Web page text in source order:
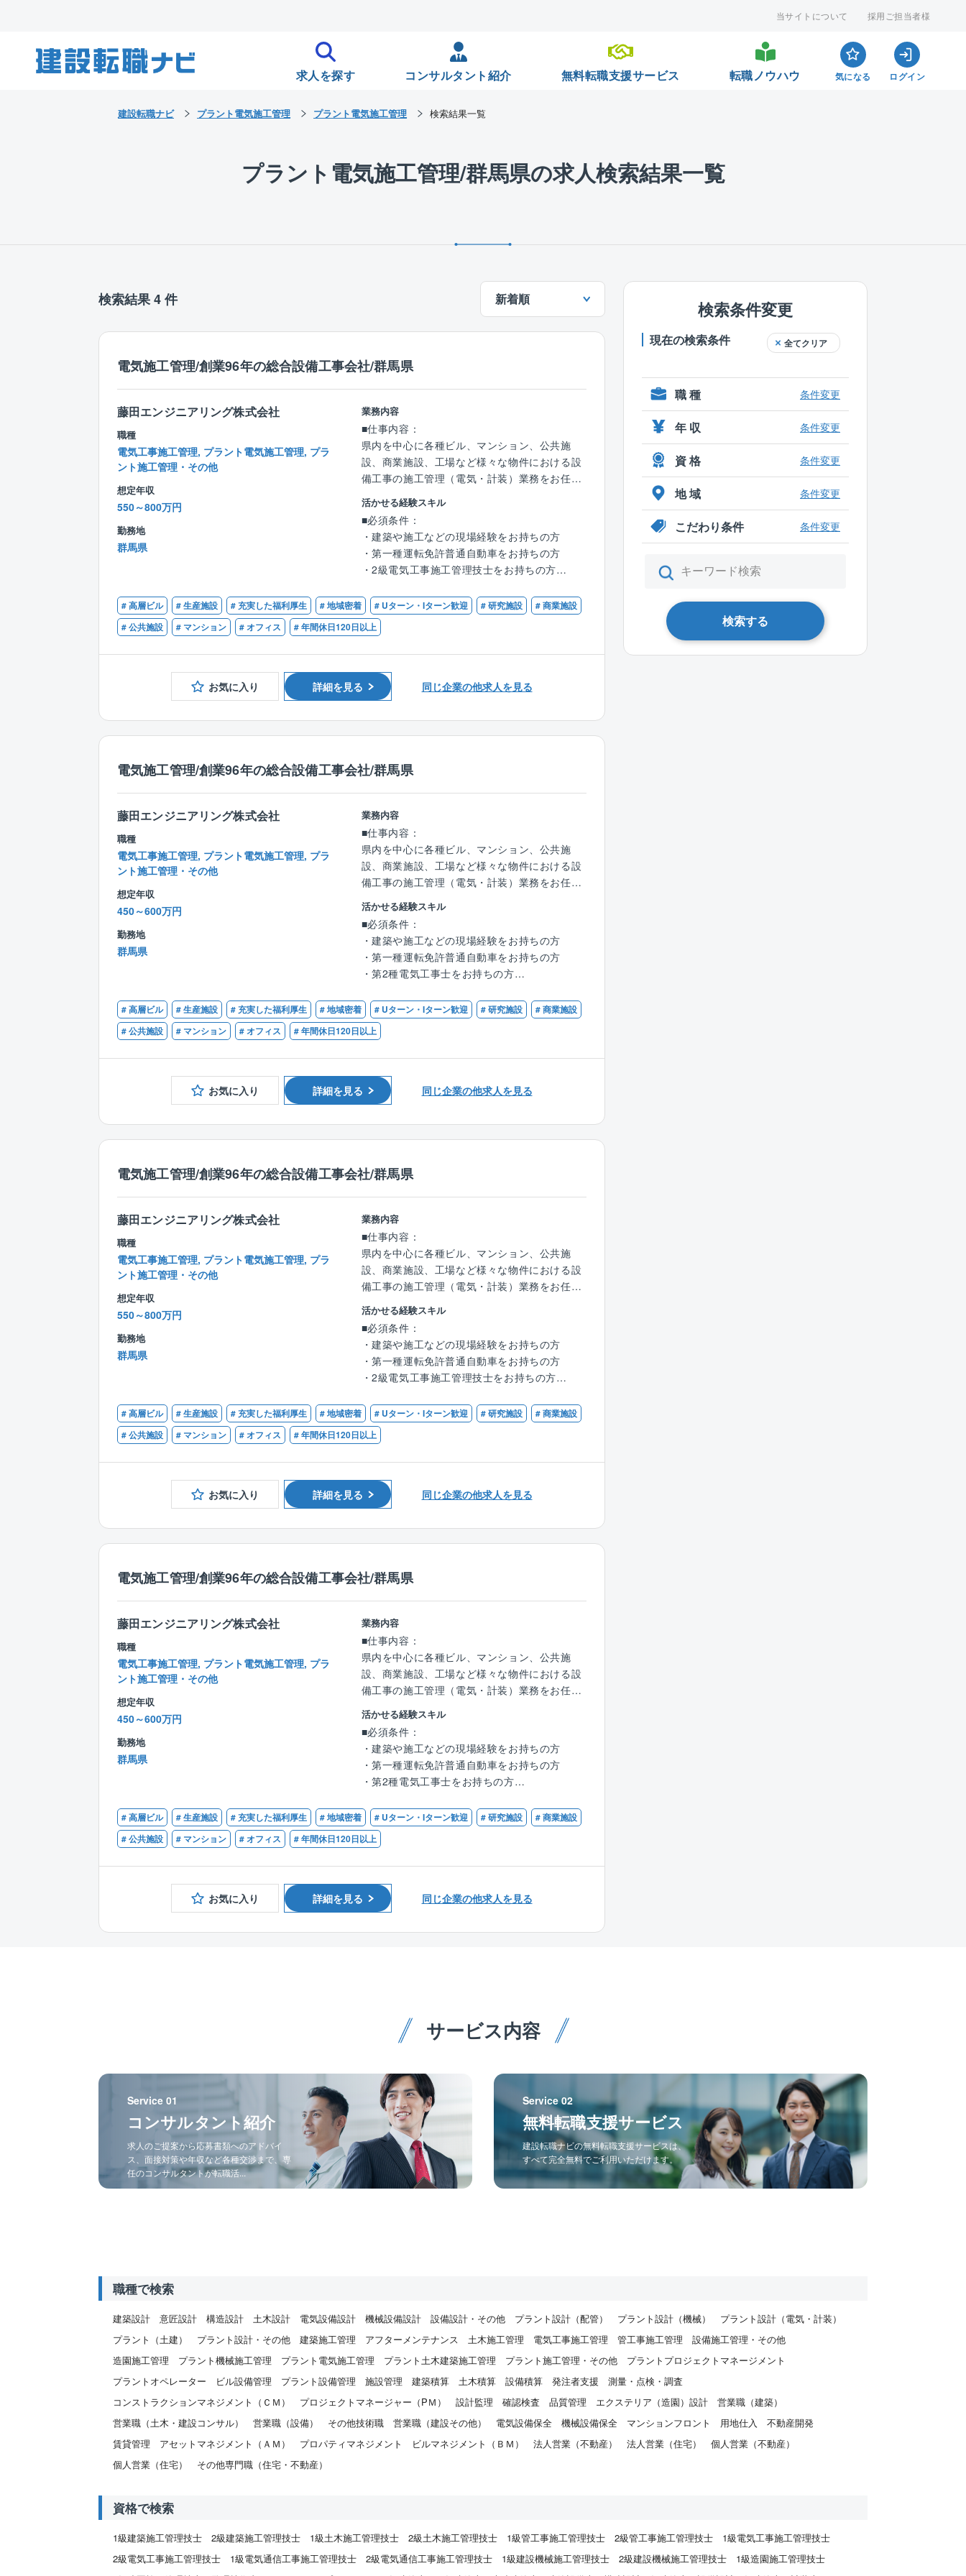
当サイトについて 採用ご担当者様
求人を探す コンサルタント紹介 無料転職支援サービス 転職ノウハウ 気になる ログイン
プラント電気施工管理/群馬県の求人検索結果一覧
検索結果 4 件 新着順
電気施工管理/創業96年の総合設備工事会社/群馬県
藤田エンジニアリング株式会社
職種
電気工事施工管理, プラント電気施工管理, プラ
ント施工管理・その他
想定年収
550～800万円
勤務地
群馬県
業務内容
■仕事内容：
県内を中心に各種ビル、マンション、公共施
設、商業施設、工場など様々な物件における設
備工事の施工管理（電気・計装）業務をお任せ
します。
■具体的には：
・建物における空調／給排水／電気などの産業
用設備、環境設備などの工事における幅広い業
務について管理を行なっていただきます。
・業務内容としては、スケジュール（工期）管
理をはじめ、現場の下見、業者の手配、作業の
指示、さらには品質・安全管理、工事費の原価
あります。
ど）
■資格取得支援：
同社では、業務に必要な資格取得の支援や、知
識を身に付けるための研修参加を奨励しており
受験料、交通費、通信費等の負担をしていま
す。社員の学びを応援する社風です。
■藤田グループの特徴：
（1）藤田グループは空調・衛生工事、電気工
事などの建設工事関連、および情報通信事業等
を行っており、近年は検査装置やメンテナン
ス、除菌除塵装置の開発等も手がけつつ業態を
生可能なエネルギー関連事業にも力を入れ、海
外での事業展開もスタートしています。
（2）藤田グループは創業96周年を迎えまし
た。これまで顧客への信頼を何より大事にして
きた結果、群馬県内はもとより、栃木県や埼玉
県等の近隣県にも活躍の場を広げています。顧
客満足第一の高い技術力を誇り、地元企業との
信頼関係を培い「設備といえば藤田」と言って
もらえるまでに成長してきました。
活かせる経験スキル
■必須条件：
・建築や施工などの現場経験をお持ちの方
・第一種運転免許普通自動車をお持ちの方
・2級電気工事施工管理技士をお持ちの方
■歓迎条件：
・第1種電気工事士をお持ちの方
・1級電気工事施工管理技士をお持ちの方
・マネジメント経験がある方
# 高層ビル # 生産施設 # 充実した福利厚生 # 地域密着 # Uターン・Iターン歓迎 # 研究施設
# 商業施設
# 公共施設
# マンション # オフィス # 年間休日120日以上
お気に入り 詳細を見る 同じ企業の他求人を見る
電気施工管理/創業96年の総合設備工事会社/群馬県
藤田エンジニアリング株式会社
職種
電気工事施工管理, プラント電気施工管理, プラ
ント施工管理・その他
想定年収
450～600万円
勤務地
群馬県
業務内容
■仕事内容：
県内を中心に各種ビル、マンション、公共施
設、商業施設、工場など様々な物件における設
備工事の施工管理（電気・計装）業務をお任せ
します。
■具体的には：
・建物における空調／給排水／電気などの産業
用設備、環境設備などの工事における幅広い業
務について管理を行なっていただきます。
・業務内容としては、スケジュール（工期）管
理をはじめ、現場の下見、業者の手配、作業の
指示、さらには品質・安全管理、工事費の原価
あります。
ど）
■資格取得支援：
同社では、業務に必要な資格取得の支援や、知
識を身に付けるための研修参加を奨励しており
受験料、交通費、通信費等の負担をしていま
す。社員の学びを応援する社風です。
■藤田グループの特徴：
（1）藤田グループは空調・衛生工事、電気工
事などの建設工事関連、および情報通信事業等
を行っており、近年は検査装置やメンテナン
ス、除菌除塵装置の開発等も手がけつつ業態を
生可能なエネルギー関連事業にも力を入れ、海
外での事業展開もスタートしています。
（2）藤田グループは創業96周年を迎えまし
た。これまで顧客への信頼を何より大事にして
きた結果、群馬県内はもとより、栃木県や埼玉
県等の近隣県にも活躍の場を広げています。顧
客満足第一の高い技術力を誇り、地元企業との
信頼関係を培い「設備といえば藤田」と言って
もらえるまでに成長してきました。
活かせる経験スキル
■必須条件：
・建築や施工などの現場経験をお持ちの方
・第一種運転免許普通自動車をお持ちの方
・第2種電気工事士をお持ちの方
■歓迎条件：
・第1種電気工事士をお持ちの方
・1級もしくは2級電気工事施工管理技士をお持
ちの方
・マネジメント経験がある方
# 高層ビル # 生産施設 # 充実した福利厚生 # 地域密着 # Uターン・Iターン歓迎 # 研究施設
# 商業施設
# 公共施設
# マンション # オフィス # 年間休日120日以上
お気に入り 詳細を見る 同じ企業の他求人を見る
電気施工管理/創業96年の総合設備工事会社/群馬県
藤田エンジニアリング株式会社
職種
電気工事施工管理, プラント電気施工管理, プラ
ント施工管理・その他
想定年収
550～800万円
勤務地
群馬県
業務内容
■仕事内容：
県内を中心に各種ビル、マンション、公共施
設、商業施設、工場など様々な物件における設
備工事の施工管理（電気・計装）業務をお任せ
します。
■具体的には：
・建物における空調／給排水／電気などの産業
用設備、環境設備などの工事における幅広い業
務について管理を行なっていただきます。
・業務内容としては、スケジュール（工期）管
理をはじめ、現場の下見、業者の手配、作業の
指示、さらには品質・安全管理、工事費の原価
あります。
ど）
■資格取得支援：
同社では、業務に必要な資格取得の支援や、知
識を身に付けるための研修参加を奨励しており
受験料、交通費、通信費等の負担をしていま
す。社員の学びを応援する社風です。
■藤田グループの特徴：
（1）藤田グループは空調・衛生工事、電気工
事などの建設工事関連、および情報通信事業等
を行っており、近年は検査装置やメンテナン
ス、除菌除塵装置の開発等も手がけつつ業態を
生可能なエネルギー関連事業にも力を入れ、海
外での事業展開もスタートしています。
（2）藤田グループは創業96周年を迎えまし
た。これまで顧客への信頼を何より大事にして
きた結果、群馬県内はもとより、栃木県や埼玉
県等の近隣県にも活躍の場を広げています。顧
客満足第一の高い技術力を誇り、地元企業との
信頼関係を培い「設備といえば藤田」と言って
活かせる経験スキル
■必須条件：
・建築や施工などの現場経験をお持ちの方
・第一種運転免許普通自動車をお持ちの方
・2級電気工事施工管理技士をお持ちの方
■歓迎条件：
・第1種電気工事士をお持ちの方
・1級電気工事施工管理技士をお持ちの方
・マネジメント経験がある方
# 高層ビル # 生産施設 # 充実した福利厚生 # 地域密着 # Uターン・Iターン歓迎 # 研究施設
# 商業施設
# 公共施設
# マンション # オフィス # 年間休日120日以上
お気に入り 詳細を見る 同じ企業の他求人を見る
電気施工管理/創業96年の総合設備工事会社/群馬県
藤田エンジニアリング株式会社
職種
電気工事施工管理, プラント電気施工管理, プラ
ント施工管理・その他
想定年収
450～600万円
勤務地
群馬県
業務内容
■仕事内容：
県内を中心に各種ビル、マンション、公共施
設、商業施設、工場など様々な物件における設
備工事の施工管理（電気・計装）業務をお任せ
します。
■具体的には：
・建物における空調／給排水／電気などの産業
用設備、環境設備などの工事における幅広い業
務について管理を行なっていただきます。
・業務内容としては、スケジュール（工期）管
理をはじめ、現場の下見、業者の手配、作業の
指示、さらには品質・安全管理、工事費の原価
あります。
■資格取得支援：
当社では、業務に必要な資格取得の支援や、知
受験料、交通費、通信費等の負担をしていま
す。社員の学びを応援する社風です。
■藤田グループの特徴：
（1）藤田グループは空調・衛生工事、電気工
事などの建設工事関連、および情報通信事業等
を行っており、近年は検査装置やメンテナン
ス、除菌除塵装置の開発等も手がけつつ業態を
客満足第一の高い技術力を誇り、地元企業との
信頼関係を培い「設備といえば藤田」と言って
活かせる経験スキル
■必須条件：
・建築や施工などの現場経験をお持ちの方
・第一種運転免許普通自動車をお持ちの方
・第2種電気工事士をお持ちの方
■歓迎条件：
・第1種電気工事士をお持ちの方
・1級もしくは2級電気工事施工管理技士をお持
ちの方
・マネジメント経験がある方
# 高層ビル # 生産施設 # 充実した福利厚生 # 地域密着 # Uターン・Iターン歓迎 # 研究施設
# 商業施設
# 公共施設
# マンション # オフィス # 年間休日120日以上
お気に入り 詳細を見る 同じ企業の他求人を見る
検索条件変更
現在の検索条件 全てクリア
職 種 条件変更
年 収 条件変更
資 格 条件変更
地 域 条件変更
こだわり条件 条件変更
検索する
サービス内容
Service 01
コンサルタント紹介
求人のご提案から応募書類へのアドバイ
ス、面接対策や年収など各種交渉まで、専
任のコンサルタントが転職活...
Service 02
無料転職支援サービス
建設転職ナビの無料転職支援サービスは、
すべて完全無料でご利用いただけます。
職種で検索
建築設計 意匠設計 構造設計 土木設計 電気設備設計 機械設備設計 設備設計・その他 プラント設計（配管） プラント設計（機械）
プラント設計（電気・計装）
プラント（土建）
プラント設計・その他 建築施工管理 アフターメンテナンス 土木施工管理 電気工事施工管理 管工事施工管理
設備施工管理・その他
造園施工管理
プラント機械施工管理 プラント電気施工管理 プラント土木建築施工管理 プラント施工管理・その他
プラントプロジェクトマネージメント
プラントオペレーター
ビル設備管理 プラント設備管理 施設管理 建築積算 土木積算 設備積算 発注者支援
測量・点検・調査
コンストラクションマネジメント（ＣＭ）
プロジェクトマネージャー（PＭ） 設計監理 確認検査 品質管理 エクステリア（造園）設計
営業職（建築）
営業職（土木・建設コンサル）
営業職（設備） その他技術職 営業職（建設その他） 電気設備保全 機械設備保全 マンションフロント 用地仕入
不動産開発
賃貸管理
アセットマネジメント（ＡＭ） プロパティマネジメント ビルマネジメント（ＢＭ） 法人営業（不動産） 法人営業（住宅）
個人営業（不動産）
個人営業（住宅）
その他専門職（住宅・不動産）
資格で検索
1級建築施工管理技士 2級建築施工管理技士 1級土木施工管理技士 2級土木施工管理技士 1級管工事施工管理技士 2級管工事施工管理技士
1級電気工事施工管理技士
2級電気工事施工管理技士
1級電気通信工事施工管理技士 2級電気通信工事施工管理技士 1級建設機械施工管理技士 2級建設機械施工管理技士
1級造園施工管理技士
建設転職ナビ プラント電気施工管理 プラント電気施工管理 検索結果一覧